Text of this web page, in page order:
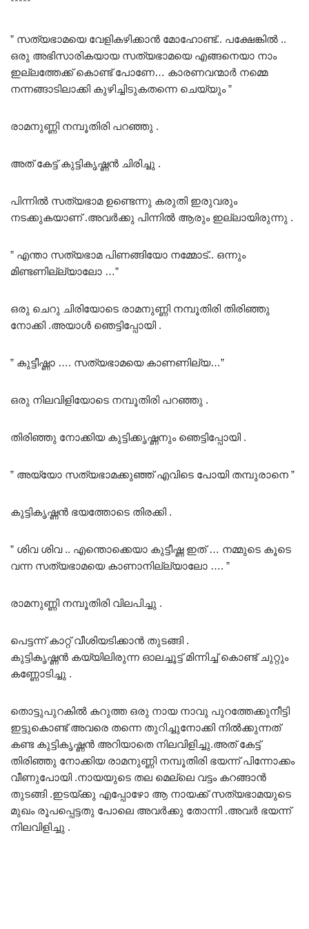
” സത്യഭാമയെ വേളികഴിക്കാൻ മോഹോണ്ട്.. പക്ഷേങ്കിൽ ..
ഒരു അഭിസാരികയായ സത്യഭാമയെ എങ്ങനെയാ നാം
ഇല്ലത്തേക്ക് കൊണ്ട് പോണേ… കാരണവന്മാർ നമ്മെ
നന്നങ്ങാടിലാക്കി കുഴിച്ചിടുകതന്നെ ചെയ്യും ”
രാമനുണ്ണി നമ്പൂതിരി പറഞ്ഞു .
അത് കേട്ട് കുട്ടികൃഷ്ണൻ ചിരിച്ചു .
പിന്നിൽ സത്യഭാമ ഉണ്ടെന്നു കരുതി ഇരുവരും
നടക്കുകയാണ് .അവർക്കു പിന്നിൽ ആരും ഇല്ലായിരുന്നു .
” എന്താ സത്യഭാമ പിണങ്ങിയോ നമ്മോട്.. ഒന്നും
മിണ്ടണില്ല്യാലോ …”
ഒരു ചെറു ചിരിയോടെ രാമനുണ്ണി നമ്പൂതിരി തിരിഞ്ഞു
നോക്കി .അയാൾ ഞെട്ടിപ്പോയി .
” കുട്ടീഷ്ണാ …. സത്യഭാമയെ കാണണില്യ…”
ഒരു നിലവിളിയോടെ നമ്പൂതിരി പറഞ്ഞു .
തിരിഞ്ഞു നോക്കിയ കുട്ടിക്കൃഷ്ണനും ഞെട്ടിപ്പോയി .
” അയ്യോ സത്യഭാമക്കുഞ്ഞ് എവിടെ പോയി തമ്പുരാനെ ”
കുട്ടികൃഷ്ണൻ ഭയത്തോടെ തിരക്കി .
” ശിവ ശിവ .. എന്തൊക്കെയാ കുട്ടീഷ്ണ ഇത് … നമ്മുടെ കൂടെ
വന്ന സത്യഭാമയെ കാണാനില്ല്യാലോ …. ”
രാമനുണ്ണി നമ്പൂതിരി വിലപിച്ചു .
പെട്ടന്ന് കാറ്റ് വീശിയടിക്കാൻ തുടങ്ങി .
കുട്ടികൃഷ്ണൻ കയ്യിലിരുന്ന ഓലച്ചൂട്ട് മിന്നിച്ച് കൊണ്ട് ചുറ്റും
കണ്ണോടിച്ചു .
തൊട്ടുപുറകിൽ കറുത്ത ഒരു നായ നാവു പുറത്തേക്കുനീട്ടി
ഇട്ടുകൊണ്ട് അവരെ തന്നെ തുറിച്ചുനോക്കി നിൽക്കുന്നത്
കണ്ട കുട്ടികൃഷ്ണൻ അറിയാതെ നിലവിളിച്ചു.അത് കേട്ട്
തിരിഞ്ഞു നോക്കിയ രാമനുണ്ണി നമ്പൂതിരി ഭയന്ന് പിന്നോക്കം
വീണുപോയി .നായയുടെ തല മെല്ലെ വട്ടം കറങ്ങാൻ
തുടങ്ങി .ഇടയ്ക്കു എപ്പോഴോ ആ നായക്ക് സത്യഭാമയുടെ
മുഖം രൂപപ്പെട്ടതു പോലെ അവർക്കു തോന്നി .അവർ ഭയന്ന്
നിലവിളിച്ചു .